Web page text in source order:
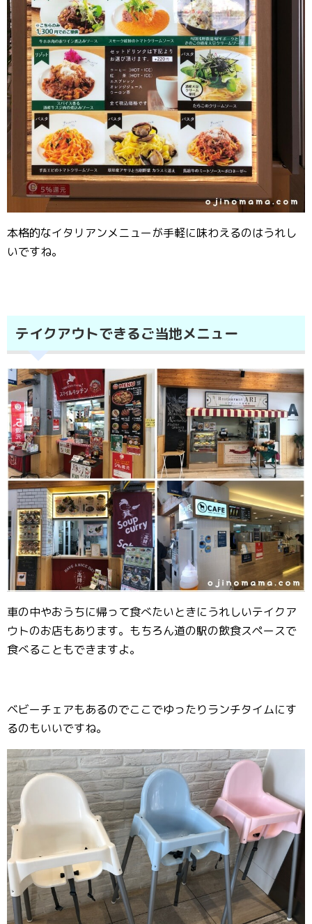
本格的なイタリアンメニューが手軽に味わえるのはうれし
いですね。
テイクアウトできるご当地メニュー
車の中やおうちに帰って食べたいときにうれしいテイクア
ウトのお店もあります。もちろん道の駅の飲食スペースで
食べることもできますよ。
ベビーチェアもあるのでここでゆったりランチタイムにす
るのもいいですね。